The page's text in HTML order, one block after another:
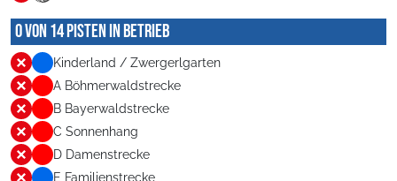
0 von 14 Pisten in Betrieb
Kinderland / Zwergerlgarten
A Böhmerwaldstrecke
B Bayerwaldstrecke
C Sonnenhang
D Damenstrecke
E Familienstrecke